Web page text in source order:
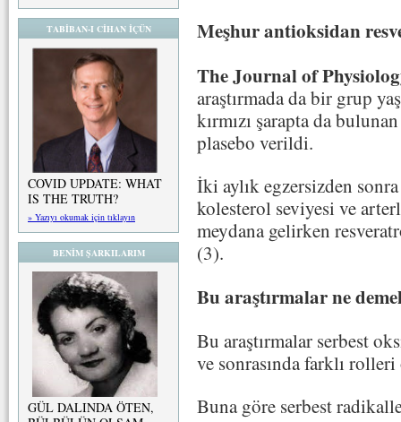
TABİBAN-I CİHAN İÇÜN
COVID UPDATE: WHAT
IS THE TRUTH?
» Yazıyı okumak için tıklayın
BENİM ŞARKILARIM
GÜL DALINDA ÖTEN,
Meşhur antioksidan
The Journal of
araştırmada da bir grup
kırmızı şarapta da
plasebo verildi.
İki aylık egzersizden
kolesterol seviyesi ve
meydana gelirken
(3).
Bu araştırmalar ne
Bu araştırmalar serbest
ve sonrasında farklı
Buna göre serbest